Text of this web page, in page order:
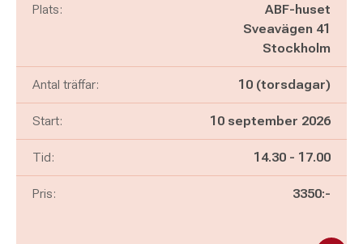
Plats:
ABF-huset
Sveavägen 41
Stockholm
Antal träffar: 10 (torsdagar)
Start: 10 september 2026
Tid: Pågår mellan
14.30 - och
17.00
Pris: 3350:-